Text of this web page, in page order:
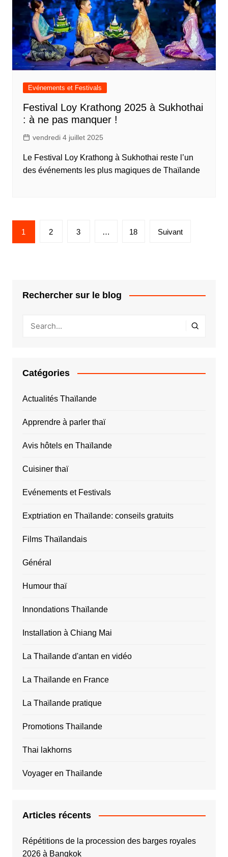
Evénements et Festivals
Festival Loy Krathong 2025 à Sukhothai
: à ne pas manquer !
vendredi 4 juillet 2025
Le Festival Loy Krathong à Sukhothai reste l’un
des événements les plus magiques de Thaïlande
Pagination
des
1 2 3 … 18 Suivant
Rechercher sur le blog
Catégories
Actualités Thaïlande
Apprendre à parler thaï
Avis hôtels en Thaïlande
Cuisiner thaï
Evénements et Festivals
Exptriation en Thaïlande: conseils gratuits
Films Thaïlandais
Général
Humour thaï
Innondations Thaïlande
Installation à Chiang Mai
La Thaïlande d'antan en vidéo
La Thaïlande en France
La Thaïlande pratique
Promotions Thaïlande
Thai lakhorns
Voyager en Thaïlande
Articles récents
Répétitions de la procession des barges royales
2026 à Bangkok